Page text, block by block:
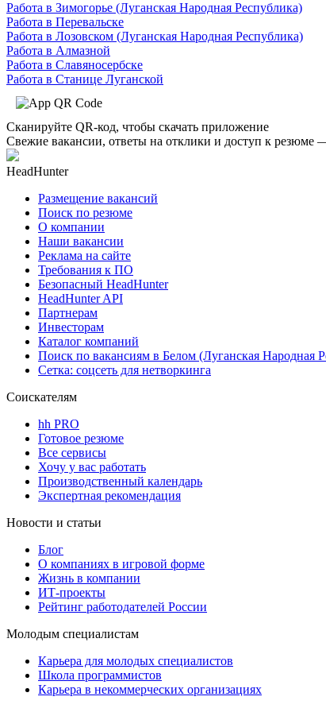
Работа в Зимогорье (Луганская Народная Республика)
Работа в Перевальске
Работа в Лозовском (Луганская Народная Республика)
Работа в Алмазной
Работа в Славяносербске
Работа в Станице Луганской
Сканируйте QR-код, чтобы скачать приложение
Свежие вакансии, ответы на отклики и доступ к резюме
HeadHunter
Размещение вакансий
Поиск по резюме
О компании
Наши вакансии
Реклама на сайте
Требования к ПО
Безопасный HeadHunter
HeadHunter API
Партнерам
Инвесторам
Каталог компаний
Поиск по вакансиям в Белом (Луганская Народная
Сетка: соцсеть для нетворкинга
Соискателям
hh PRO
Готовое резюме
Все сервисы
Хочу у вас работать
Производственный календарь
Экспертная рекомендация
Новости и статьи
Блог
О компаниях в игровой форме
Жизнь в компании
ИТ-проекты
Рейтинг работодателей России
Молодым специалистам
Карьера для молодых специалистов
Школа программистов
Карьера в некоммерческих организациях